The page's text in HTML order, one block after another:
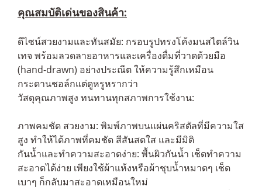
คุณสมบัติเด่นของสินค้า:
ดีไซน์สวยงามและทันสมัย: กรอบรูปทรงโค้งมนสไตล์วิน
เทจ พร้อมลวดลายอาหารและเครื่องดื่มที่วาดด้วยมือ
(hand-drawn) อย่างประณีต ให้ความรู้สึกเหมือน
กระดานชอล์กแต่ดูหรูหรากว่า
วัสดุคุณภาพสูง ทนทานทุกสภาพการใช้งาน:
ภาพคมชัด สวยงาม: พิมพ์ภาพบนแผ่นคริสตัลที่มีความใส
สูง ทำให้ได้ภาพที่คมชัด สีสันสดใส และมีมิติ
กันน้ำและทำความสะอาดง่าย: พื้นผิวกันน้ำ เช็ดทำความ
สะอาดได้ง่าย เพียงใช้ผ้าแห้งหรือผ้าชุบน้ำหมาดๆ เช็ด
เบาๆ ก็กลับมาสะอาดเหมือนใหม่